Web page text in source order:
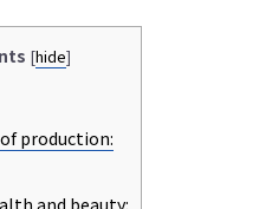
[hide]
production: